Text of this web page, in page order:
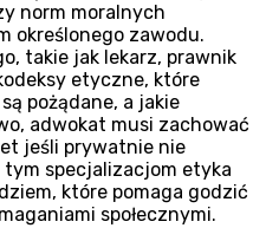
norm moralnych
określonego zawodu.
takie jak lekarz, prawnik
etyczne, które
pożądane, a jakie
adwokat musi zachować
jeśli prywatnie nie
tym specjalizacjom etyka
które pomaga godzić
społecznymi.